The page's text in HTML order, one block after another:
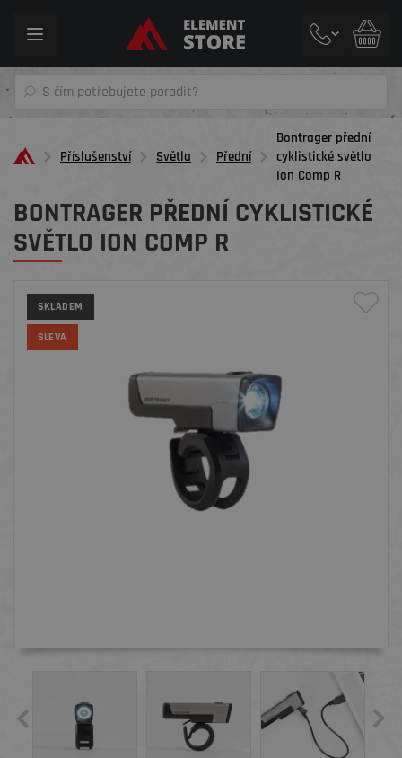
Toggle
Příslušenství Světla Přední
Bontrager přední
cyklistické světlo
Ion Comp R
BONTRAGER PŘEDNÍ CYKLISTICKÉ
SVĚTLO ION COMP R
SKLADEM
SLEVA